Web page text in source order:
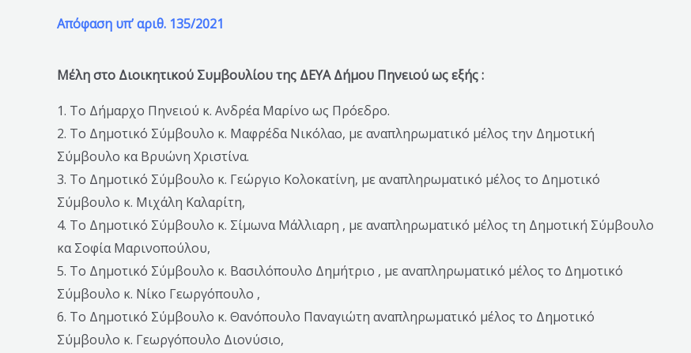
Απόφαση υπ’ αριθ. 135/2021
Μέλη στο Διοικητικού Συμβουλίου της ΔΕΥΑ Δήμου Πηνειού ως εξής :
1. Το Δήμαρχο Πηνειού κ. Ανδρέα Μαρίνο ως Πρόεδρο.
2. Τo Δημοτικό Σύμβουλο κ. Μαφρέδα Νικόλαο, με αναπληρωματικό μέλος την Δημοτική
Σύμβουλο κα Βρυώνη Χριστίνα.
3. Το Δημοτικό Σύμβουλο κ. Γεώργιο Κολοκατίνη, με αναπληρωματικό μέλος το Δημοτικό
Σύμβουλο κ. Μιχάλη Καλαρίτη,
4. Το Δημοτικό Σύμβουλο κ. Σίμωνα Μάλλιαρη , με αναπληρωματικό μέλος τη Δημοτική Σύμβουλο
κα Σοφία Μαρινοπούλου,
5. Το Δημοτικό Σύμβουλο κ. Βασιλόπουλο Δημήτριο , με αναπληρωματικό μέλος το Δημοτικό
Σύμβουλο κ. Νίκο Γεωργόπουλο ,
6. Το Δημοτικό Σύμβουλο κ. Θανόπουλο Παναγιώτη αναπληρωματικό μέλος το Δημοτικό
Σύμβουλο κ. Γεωργόπουλο Διονύσιο,